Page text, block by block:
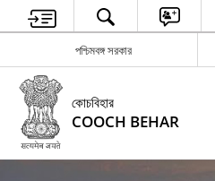
পশ্চিমবঙ্গ সরকার
কোচবিহার
COOCH BEHAR